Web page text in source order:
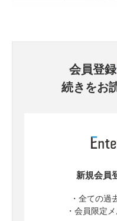
会員登録
続きをお
新規会員
・全ての過
・会員限定